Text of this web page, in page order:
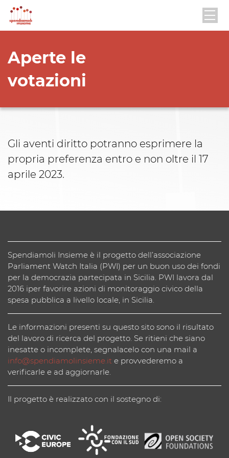
Aperte le
votazioni
Gli aventi diritto potranno esprimere la
propria preferenza entro e non oltre il 17
aprile 2023.
Spendiamoli Insieme è il progetto dell’associazione
Parliament Watch Italia (PWI) per un buon uso dei fondi
per la democrazia partecipata in Sicilia. PWI lavora dal
2016 iper favorire azioni di monitoraggio civico della
spesa pubblica a livello locale, in Sicilia.
Le informazioni presenti su questo sito sono il risultato
del lavoro di ricerca del progetto. Se ritieni che siano
inesatte o incomplete, segnalacelo con una mail a
info@spendiamolinsieme.it e provvederemo a
verificarle e ad aggiornarle.
Il progetto è realizzato con il sostegno di: